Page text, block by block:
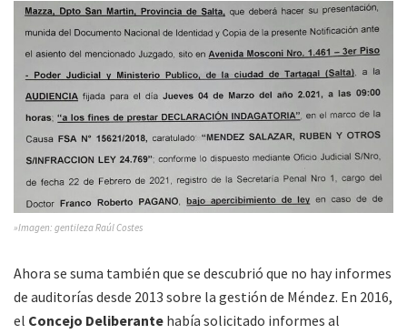
»Imagen: gentileza Raúl Costes
Ahora se suma también que se descubrió que no hay informes
de auditorías desde 2013 sobre la gestión de Méndez. En 2016,
el Concejo Deliberante había solicitado informes al